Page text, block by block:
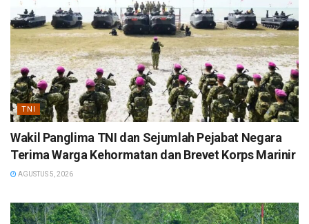
TNI
Wakil Panglima TNI dan Sejumlah Pejabat Negara
Terima Warga Kehormatan dan Brevet Korps Marinir
AGUSTUS 5, 2026